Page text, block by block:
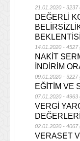
21.01.2020 - 3237
DEĞERLİ
BEKLENTİSİ
14.01.2020 - 4527
NAKİT
İNDİRİM
09.01.2020 - 3227
EĞİTİM VE
07.01.2020 - 4963
VERGİ
DEĞERLERİ
02.01.2020 - 4067
VERASET